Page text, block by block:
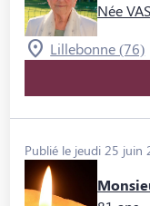
Née
Lillebonne (76)
Publié le jeudi 25 juin